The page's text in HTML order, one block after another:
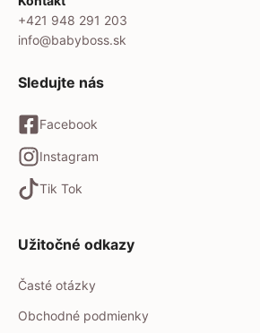
+421 948 291 203
info@babyboss.sk
Sledujte nás
Facebook
Instagram
Tik Tok
Užitočné odkazy
Časté otázky
Obchodné podmienky